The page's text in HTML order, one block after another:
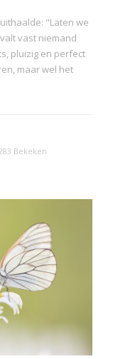
"Laten we
vast niemand
pluizig en perfect
maar wel het
283 Bekeken